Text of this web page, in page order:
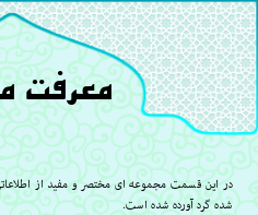
معرفت
در این قسمت مجموعه ای مختصر و مفید از
شده گرد آورده شده است.